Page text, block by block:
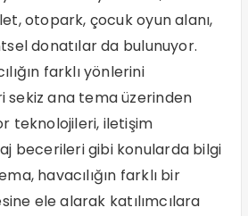
otopark, çocuk oyun alanı,
donatılar da bulunuyor.
farklı yönlerini
sekiz ana tema üzerinden
teknolojileri, iletişim
becerileri gibi konularda bilgi
havacılığın farklı bir
ele alarak katılımcılara